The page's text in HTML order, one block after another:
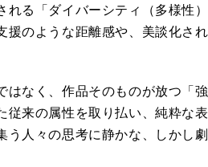
る「ダイバーシティ（多様性
のような距離感や、美談化さ
なく、作品そのものが放つ「
来の属性を取り払い、純粋な
人々の思考に静かな、しかし